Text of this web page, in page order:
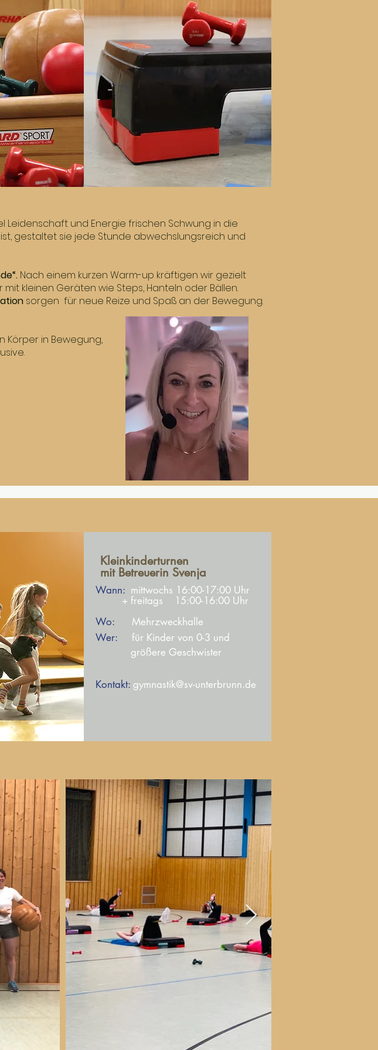
eigenen Text hinzuzufügen und mich zu
oder doppelklicken Sie, um Ihren Inhalt
zu ändern.
Leidenschaft und Energie frischen Schwung in die
gestaltet sie jede Stunde abwechslungsreich und
Nach einem kurzen Warm-up kräftigen wir gezielt
kleinen Geräten wie Steps, Hanteln oder Bällen.
sorgen für neue Reize und Spaß an der Bewegung.
Körper in Bewegung,
Wann: mittwochs 16:00-17:00 Uhr
+ freitags 15:00-16:00 Uhr
Wo:Mehrzweckhalle
Wer:
für Kinder von 0-3 und
größere Geschwister
Kontakt: gymnastik@sv-unterbrunn.de
Kleinkinderturnen
mit Betreuerin Svenja